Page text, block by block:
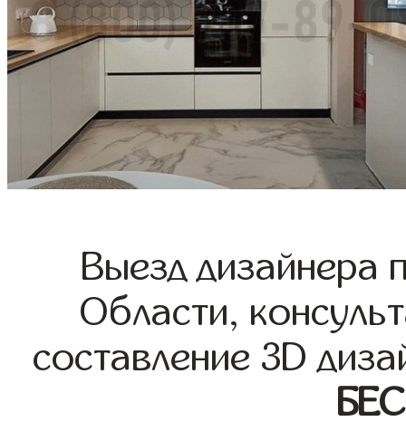
Выезд дизайнера
Области,
составление 3D